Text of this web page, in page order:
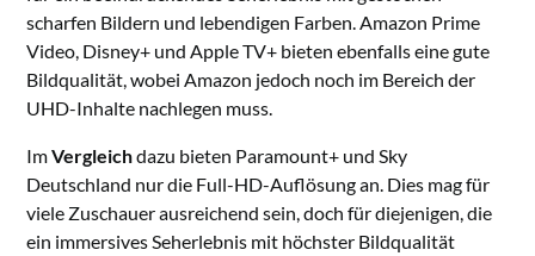
scharfen Bildern und lebendigen Farben. Amazon Prime
Video, Disney+ und Apple TV+ bieten ebenfalls eine gute
Bildqualität, wobei Amazon jedoch noch im Bereich der
UHD-Inhalte nachlegen muss.
ImVergleichdazu bieten Paramount+ und Sky
Deutschland nur die Full-HD-Auflösung an. Dies mag für
viele Zuschauer ausreichend sein, doch für diejenigen, die
ein immersives Seherlebnis mit höchster Bildqualität